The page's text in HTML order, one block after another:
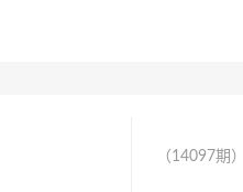
（14097期